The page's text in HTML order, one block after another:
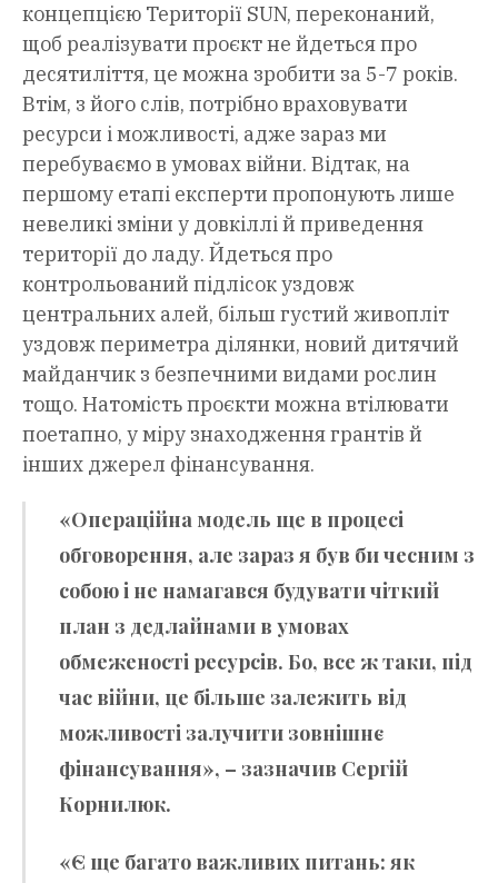
концепцією Території SUN, переконаний,
щоб реалізувати проєкт не йдеться про
десятиліття, це можна зробити за 5-7 років.
Втім, з його слів, потрібно враховувати
ресурси і можливості, адже зараз ми
перебуваємо в умовах війни. Відтак, на
першому етапі експерти пропонують лише
невеликі зміни у довкіллі й приведення
території до ладу. Йдеться про
контрольований підлісок уздовж
центральних алей, більш густий живопліт
уздовж периметра ділянки, новий дитячий
майданчик з безпечними видами рослин
тощо. Натомість проєкти можна втілювати
поетапно, у міру знаходження грантів й
інших джерел фінансування.
«Операційна модель ще в процесі
обговорення, але зараз я був би чесним з
собою і не намагався будувати чіткий
план з дедлайнами в умовах
обмеженості ресурсів. Бо, все ж таки, під
час війни, це більше залежить від
можливості залучити зовнішнє
фінансування», – зазначив Сергій
Корнилюк.
«Є ще багато важливих питань: як